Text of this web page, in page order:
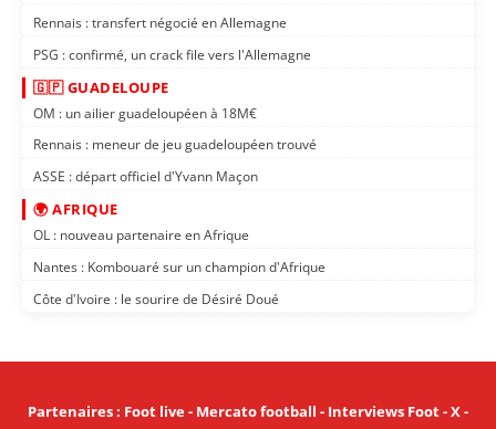
Rennais : transfert négocié en Allemagne
PSG : confirmé, un crack file vers l'Allemagne
🇬🇵 GUADELOUPE
OM : un ailier guadeloupéen à 18M€
Rennais : meneur de jeu guadeloupéen trouvé
ASSE : départ officiel d'Yvann Maçon
🌍 AFRIQUE
OL : nouveau partenaire en Afrique
Nantes : Kombouaré sur un champion d'Afrique
Côte d'Ivoire : le sourire de Désiré Doué
Partenaires: Foot live- Mercato football - Interviews Foot-X-